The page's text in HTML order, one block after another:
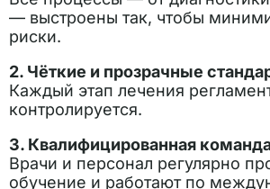
— выстроены так, чтобы
риски.
2. Чёткие и прозрачные
Каждый этап лечения
контролируется.
3. Квалифицированная
Врачи и персонал регулярно
обучение и работают по